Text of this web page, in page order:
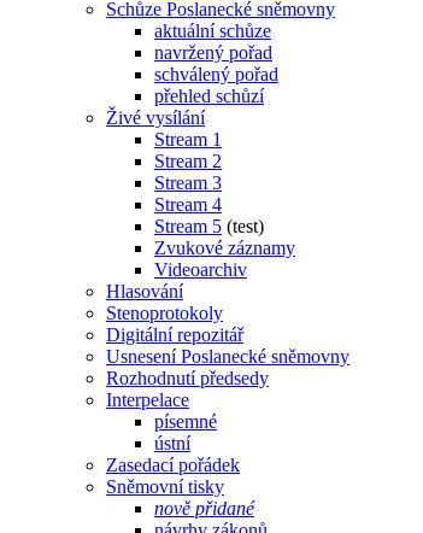
Schůze Poslanecké sněmovny
aktuální schůze
navržený pořad
schválený pořad
přehled schůzí
Živé vysílání
Stream 1
Stream 2
Stream 3
Stream 4
Stream 5 (test)
Zvukové záznamy
Videoarchiv
Hlasování
Stenoprotokoly
Digitální repozitář
Usnesení Poslanecké sněmovny
Rozhodnutí předsedy
Interpelace
písemné
ústní
Zasedací pořádek
Sněmovní tisky
nově přidané